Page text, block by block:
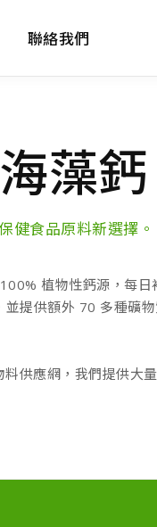
聯絡我們
藻鈣
健食品原料新選擇。
植物性鈣源，每
提供額外 70 多種礦
供應網，我們提供大